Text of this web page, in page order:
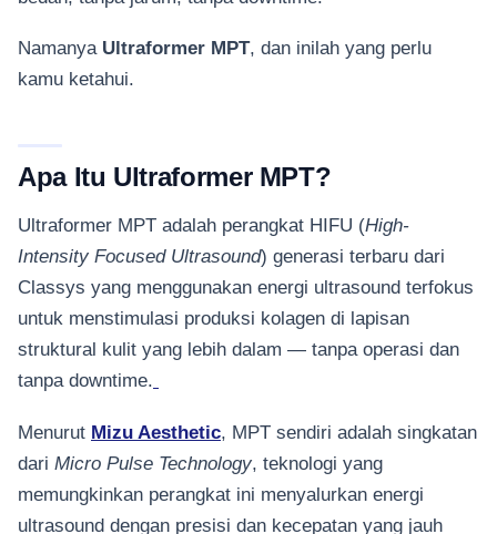
Namanya Ultraformer MPT, dan inilah yang perlu
kamu ketahui.
Apa Itu Ultraformer MPT?
Ultraformer MPT adalah perangkat HIFU (High-
Intensity Focused Ultrasound) generasi terbaru dari
Classys yang menggunakan energi ultrasound terfokus
untuk menstimulasi produksi kolagen di lapisan
struktural kulit yang lebih dalam — tanpa operasi dan
tanpa downtime.
Menurut Mizu Aesthetic, MPT sendiri adalah singkatan
dari Micro Pulse Technology, teknologi yang
memungkinkan perangkat ini menyalurkan energi
ultrasound dengan presisi dan kecepatan yang jauh